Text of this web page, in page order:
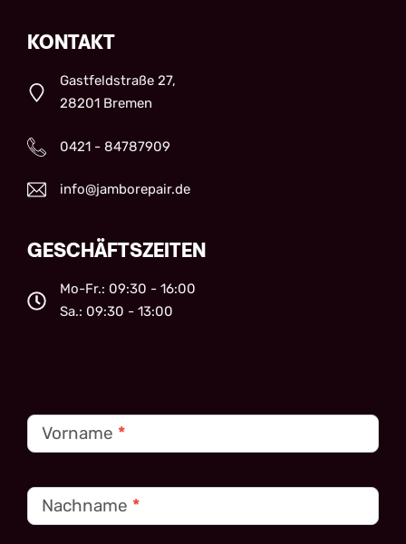
KONTAKT
Gastfeldstraße 27,
28201 Bremen
0421 - 84787909
info@jamborepair.de
GESCHÄFTSZEITEN
Mo-Fr.: 09:30 - 16:00
Sa.: 09:30 - 13:00
Kontakt
Vorname *
Nachname *